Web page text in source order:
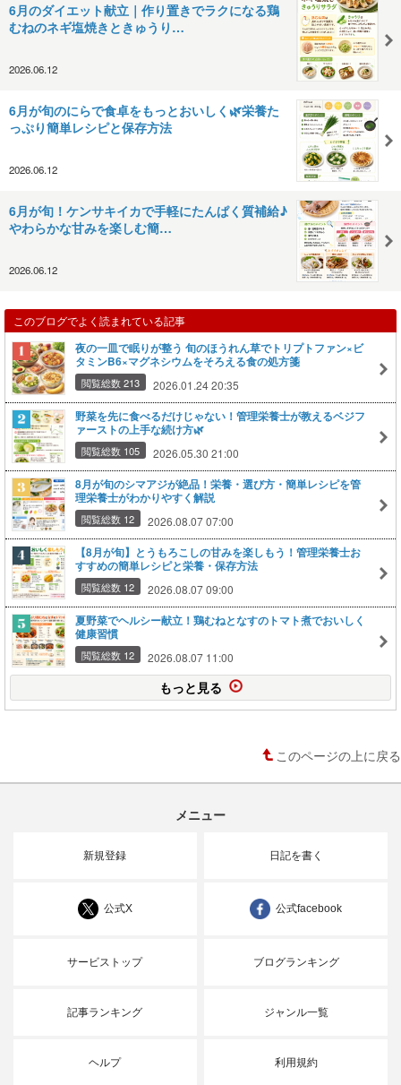
6月のダイエット献立｜作り置きでラクになる鶏
むねのネギ塩焼きときゅうり…
2026.06.12
6月が旬のにらで食卓をもっとおいしく🌿栄養た
っぷり簡単レシピと保存方法
2026.06.12
6月が旬！ケンサキイカで手軽にたんぱく質補給♪
やわらかな甘みを楽しむ簡…
2026.06.12
このブログでよく読まれている記事
夜の一皿で眠りが整う 旬のほうれん草でトリプトファン×ビ
タミンB6×マグネシウムをそろえる食の処方箋
閲覧総数 213 2026.01.24 20:35
野菜を先に食べるだけじゃない！管理栄養士が教えるベジフ
ァーストの上手な続け方🌿
閲覧総数 105 2026.05.30 21:00
8月が旬のシマアジが絶品！栄養・選び方・簡単レシピを管
理栄養士がわかりやすく解説
閲覧総数 12 2026.08.07 07:00
【8月が旬】とうもろこしの甘みを楽しもう！管理栄養士お
すすめの簡単レシピと栄養・保存方法
閲覧総数 12 2026.08.07 09:00
夏野菜でヘルシー献立！鶏むねとなすのトマト煮でおいしく
健康習慣
閲覧総数 12 2026.08.07 11:00
もっと見る
このページの上に戻る
メニュー
新規登録 日記を書く
公式X 公式facebook
サービストップ ブログランキング
記事ランキング ジャンル一覧
ヘルプ 利用規約